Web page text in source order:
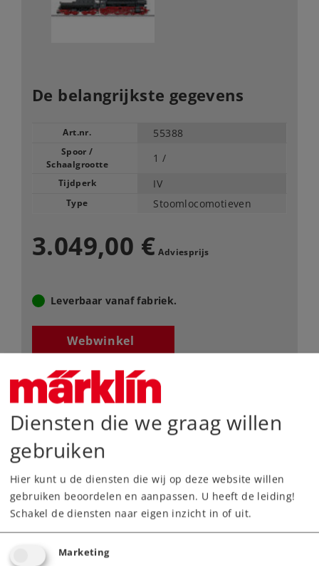
De belangrijkste gegevens
Art.nr. 55388
Spoor /
Schaalgrootte
1 /
Tijdperk IV
Type Stoomlocomotieven
3.049,00 € Adviesprijs
Leverbaar vanaf fabriek.
Webwinkel
Dealer zoeken
Downloads
Onderdelen bestellen
Diensten die we graag willen
gebruiken
Hier kunt u de diensten die wij op deze website willen
gebruiken beoordelen en aanpassen. U heeft de leiding!
Schakel de diensten naar eigen inzicht in of uit.
Marketing